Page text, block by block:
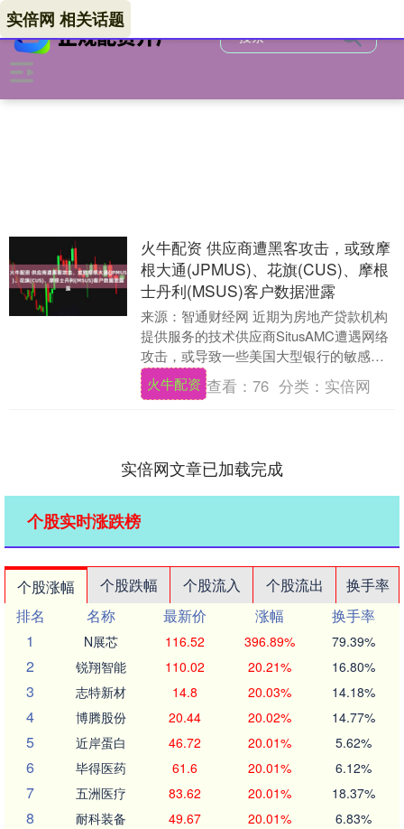
实倍网 相关话题
火牛配资 供应商遭黑客攻击，或致摩
根大通(JPMUS)、花旗(CUS)、摩根
士丹利(MSUS)客户数据泄露
来源：智通财经网 近期为房地产贷款机构
提供服务的技术供应商SitusAMC遭遇网络
攻击，或导致一些美国大型银行的敏感客
户数据遭到泄露。此次入侵事件于11月12
日....
火牛配资 查看：76 分类： 实倍网
实倍网文章已加载完成
个股实时涨跌榜
个股涨幅 个股跌幅 个股流入 个股流出
换手率
排名
名称 最新价 涨幅
换手率
1
N展芯 116.52 396.89% 79.39%
2 锐翔智能 110.02 20.21% 16.80%
3 志特新材 14.8 20.03% 14.18%
4 博腾股份 20.44 20.02% 14.77%
5 近岸蛋白 46.72 20.01% 5.62%
6 毕得医药 61.6 20.01% 6.12%
7 五洲医疗 83.62 20.01% 18.37%
8 耐科装备 49.67 20.01% 6.83%